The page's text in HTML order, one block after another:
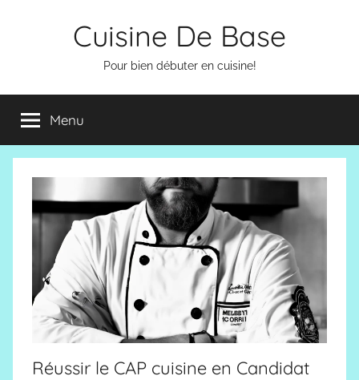
Cuisine De Base
Pour bien débuter en cuisine!
Menu
Réussir le CAP cuisine en Candidat